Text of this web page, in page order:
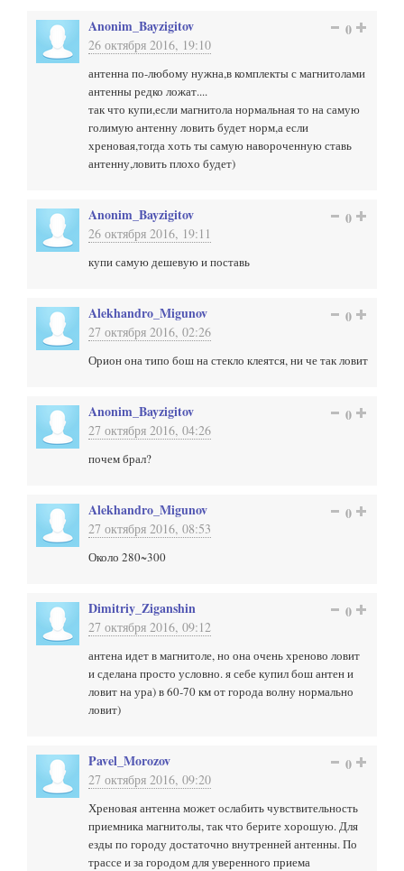
Anonim_Bayzigitov
26 октября 2016, 19:10
0
антенна по-любому нужна,в комплекты с магнитолами
антенны редко ложат....
так что купи,если магнитола нормальная то на самую
голимую антенну ловить будет норм,а если
хреновая,тогда хоть ты самую навороченную ставь
антенну,ловить плохо будет)
Anonim_Bayzigitov
26 октября 2016, 19:11
0
купи самую дешевую и поставь
Alekhandro_Migunov
27 октября 2016, 02:26
0
Орион она типо бош на стекло клеятся, ни че так ловит
Anonim_Bayzigitov
27 октября 2016, 04:26
0
почем брал?
Alekhandro_Migunov
27 октября 2016, 08:53
0
Около 280~300
Dimitriy_Ziganshin
27 октября 2016, 09:12
0
антена идет в магнитоле, но она очень хреново ловит
и сделана просто условно. я себе купил бош антен и
ловит на ура) в 60-70 км от города волну нормально
ловит)
Pavel_Morozov
27 октября 2016, 09:20
0
Хреновая антенна может ослабить чувствительность
приемника магнитолы, так что берите хорошую. Для
езды по городу достаточно внутренней антенны. По
трассе и за городом для уверенного приема